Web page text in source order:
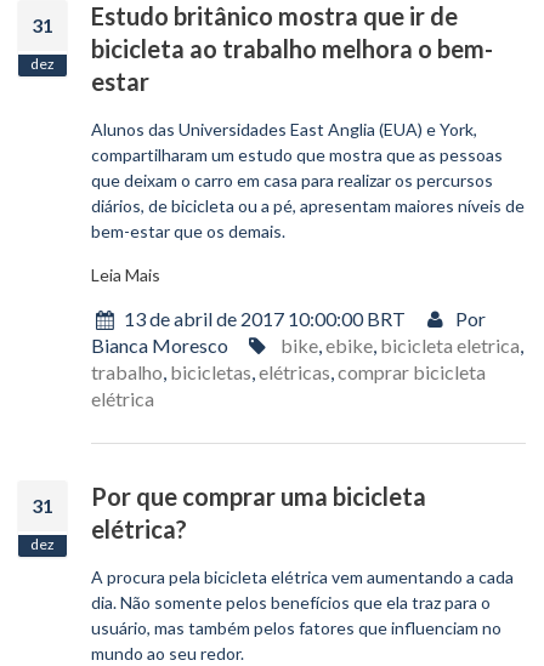
31
dez
Estudo britânico mostra que ir de
bicicleta ao trabalho melhora o bem-
estar
Alunos das Universidades East Anglia (EUA) e York,
compartilharam um estudo que mostra que as pessoas
que deixam o carro em casa para realizar os percursos
diários, de bicicleta ou a pé, apresentam maiores níveis de
bem-estar que os demais.
Leia Mais
13 de abril de 2017 10:00:00 BRT
Por
Bianca Moresco
bike,ebike, bicicleta eletrica,
trabalho, bicicletas,elétricas,comprar bicicleta
elétrica
31
dez
Por que comprar uma bicicleta
elétrica?
A procura pela bicicleta elétrica vem aumentando a cada
dia. Não somente pelos benefícios que ela traz para o
usuário, mas também pelos fatores que influenciam no
mundo ao seu redor.